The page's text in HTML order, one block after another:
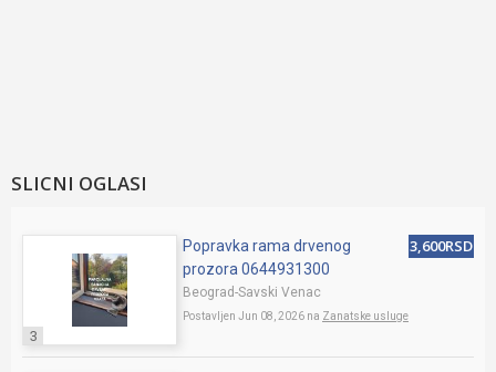
SLICNI OGLASI
3
Popravka rama drvenog
prozora 0644931300
Beograd-Savski Venac
Postavljen Jun 08, 2026 na Zanatske usluge
3,600RSD